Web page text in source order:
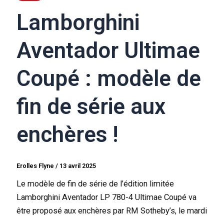
Lamborghini
Aventador Ultimae
Coupé : modèle de
fin de série aux
enchères !
Erolles Flyne/ 13 avril 2025
Le modèle de fin de série de l’édition limitée
Lamborghini Aventador LP 780-4 Ultimae Coupé va
être proposé aux enchères par RM Sotheby’s, le mardi